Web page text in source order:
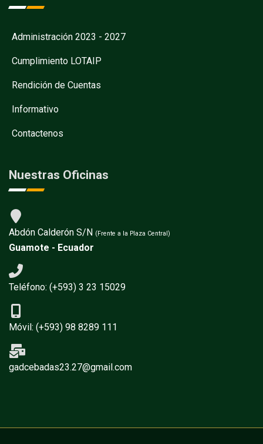
Administración 2023 - 2027
Cumplimiento LOTAIP
Rendición de Cuentas
Informativo
Contactenos
Nuestras Oficinas
Abdón Calderón S/N (Frente a la Plaza Central)
Guamote - Ecuador
Teléfono: (+593) 3 23 15029
Móvil: (+593) 98 8289 111
gadcebadas23.27@gmail.com